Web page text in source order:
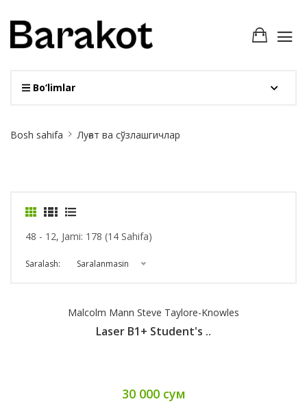
Bo‘limlar
Breadcrumb
Bosh sahifa Луғат ва сўзлашгичлар
48 - 12, Jami: 178 (14 Sahifa)
Saralash: Saralanmasin
Malcolm Mann Steve Taylore-Knowles
Laser B1+ Student's ..
30 000 сум